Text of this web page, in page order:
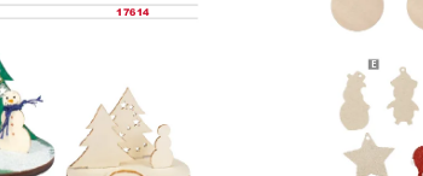
17614
E